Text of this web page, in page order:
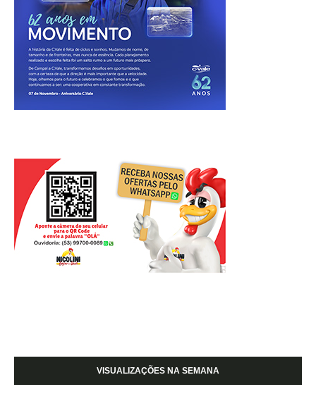
VISUALIZAÇÕES NA SEMANA